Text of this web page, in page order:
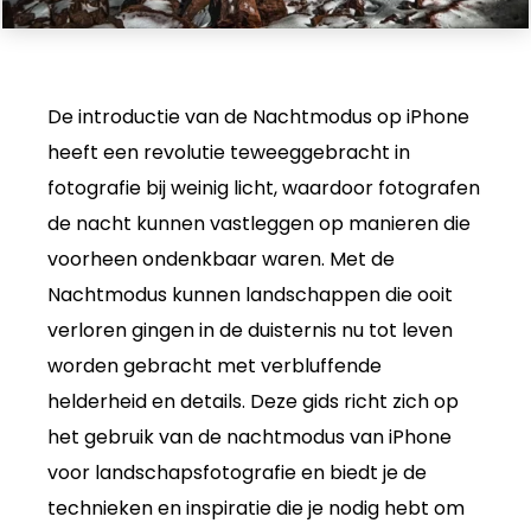
De introductie van de Nachtmodus op iPhone
heeft een revolutie teweeggebracht in
fotografie bij weinig licht, waardoor fotografen
de nacht kunnen vastleggen op manieren die
voorheen ondenkbaar waren. Met de
Nachtmodus kunnen landschappen die ooit
verloren gingen in de duisternis nu tot leven
worden gebracht met verbluffende
helderheid en details. Deze gids richt zich op
het gebruik van de nachtmodus van iPhone
voor landschapsfotografie en biedt je de
technieken en inspiratie die je nodig hebt om